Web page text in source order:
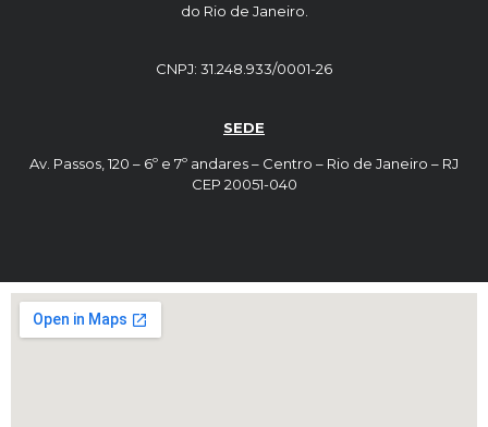
do Rio de Janeiro.
CNPJ: 31.248.933/0001-26
SEDE
Av. Passos, 120 – 6º e 7º andares – Centro – Rio de Janeiro – RJ
CEP 20051-040